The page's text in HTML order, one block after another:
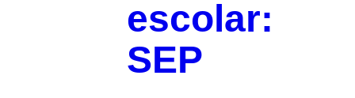
escolar:
SEP